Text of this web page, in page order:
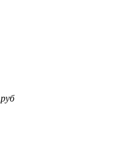
руб